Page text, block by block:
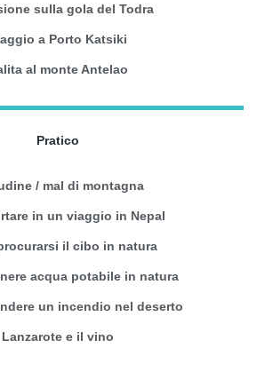
sulla gola del Todra
a Porto Katsiki
al monte Antelao
Pratico
/ mal di montagna
in un viaggio in Nepal
il cibo in natura
acqua potabile in natura
un incendio nel deserto
Lanzarote e il vino